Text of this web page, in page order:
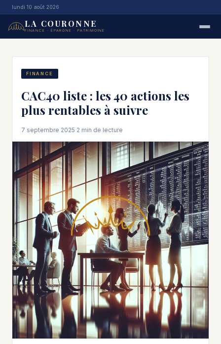
lundi 10 août 2026
LA COURONNE
FINANCE · ÉPARGNE · PATRIMOINE
FINANCE
CAC40 liste : les 40 actions les
plus rentables à suivre
7 septembre 2025·2 min de lecture